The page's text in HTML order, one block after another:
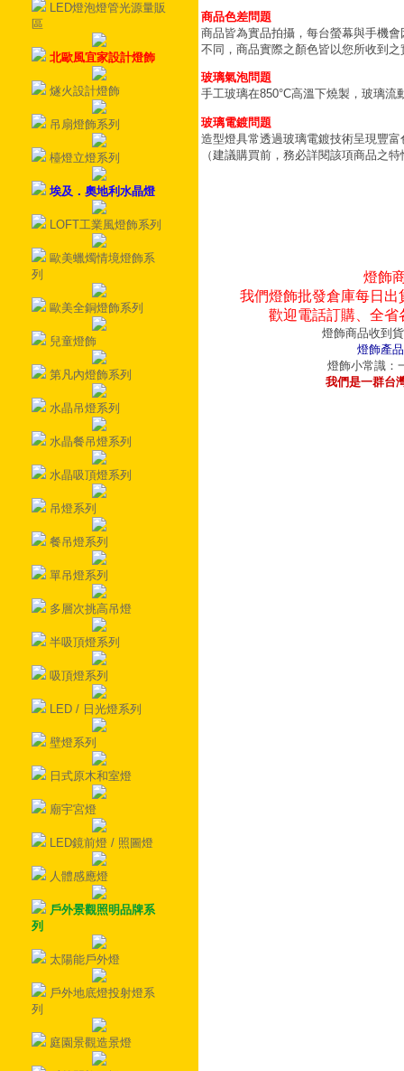
LED燈泡燈管光源量販
區
北歐風宜家設計燈飾
燧火設計燈飾
吊扇燈飾系列
檯燈立燈系列
埃及．奧地利水晶燈
LOFT工業風燈飾系列
歐美蠟燭情境燈飾系
列
歐美全銅燈飾系列
兒童燈飾
第凡內燈飾系列
水晶吊燈系列
水晶餐吊燈系列
水晶吸頂燈系列
吊燈系列
餐吊燈系列
單吊燈系列
多層次挑高吊燈
半吸頂燈系列
吸頂燈系列
LED / 日光燈系列
壁燈系列
日式原木和室燈
廟宇宮燈
LED鏡前燈 / 照圖燈
人體感應燈
戶外景觀照明品牌系
列
太陽能戶外燈
戶外地底燈投射燈系
列
庭園景觀造景燈
商品色差問題
商品皆為實品拍攝，每台螢幕與手機
不同，商品實際之顏色皆以您所收到之
玻璃氣泡問題
手工玻璃在850°C高溫下燒製，玻璃
玻璃電鍍問題
造型燈具常透過玻璃電鍍技術呈現豐
（建議購買前，務必詳閱該項商品之
燈飾
我們燈飾批發倉庫每日
歡迎電話訂購、全
燈飾商品收到
燈飾產
燈飾小常識：
我們是一群台